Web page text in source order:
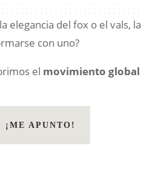
elegancia del fox o el vals, la
con uno?
el movimiento global
¡ME APUNTO!